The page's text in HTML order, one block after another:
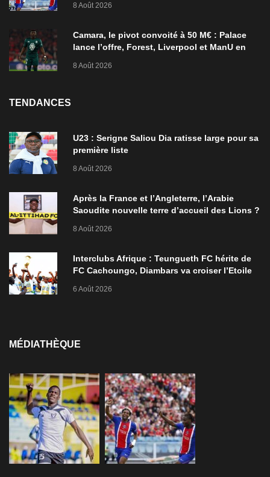
8 Août 2026
Camara, le pivot convoité à 50 M€ : Palace
lance l’offre, Forest, Liverpool et ManU en
8 Août 2026
TENDANCES
U23 : Serigne Saliou Dia ratisse large pour sa
première liste
8 Août 2026
Après la France et l’Angleterre, l’Arabie
Saoudite nouvelle terre d’accueil des Lions ?
8 Août 2026
Interclubs Afrique : Teungueth FC hérite de
FC Cachoungo, Diambars va croiser l’Etoile
6 Août 2026
MÉDIATHÈQUE